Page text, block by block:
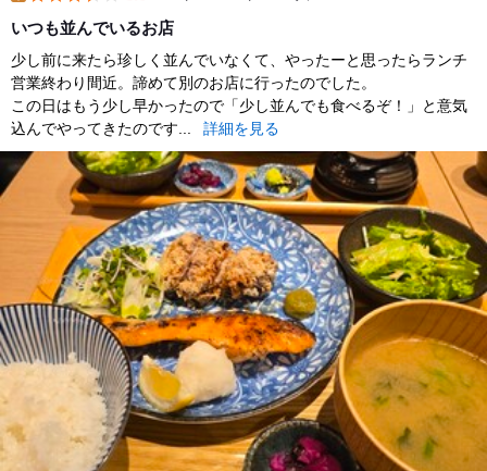
いつも並んでいるお店
少し前に来たら珍しく並んでいなくて、やったーと思ったらランチ
営業終わり間近。諦めて別のお店に行ったのでした。
この日はもう少し早かったので「少し並んでも食べるぞ！」と意気
込んでやってきたのです...
詳細を見る